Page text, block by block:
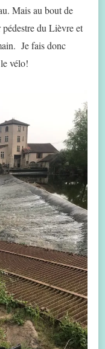
Mais au bout de
du Lièvre et
Je fais donc
vélo!